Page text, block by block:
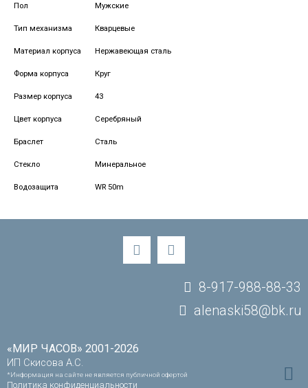
Пол Мужские
Тип механизма Кварцевые
Материал корпуса Нержавеющая сталь
Форма корпуса Круг
Размер корпуса 43
Цвет корпуса Серебряный
Браслет Сталь
Стекло Минеральное
Водозащита WR 50m
«МИР ЧАСОВ» 2001-2026
ИП Скисова А.С.
*Информация на сайте не является публичной офертой
Политика конфиденциальности
8-917-988-88-33
alenaski58@bk.ru